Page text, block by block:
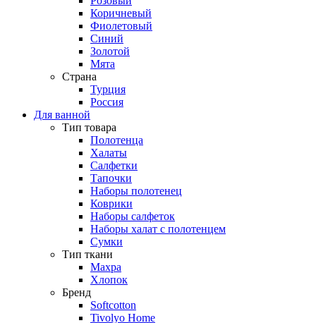
Коричневый
Фиолетовый
Синий
Золотой
Мята
Страна
Турция
Россия
Для ванной
Тип товара
Полотенца
Халаты
Салфетки
Тапочки
Наборы полотенец
Коврики
Наборы салфеток
Наборы халат с полотенцем
Сумки
Тип ткани
Махра
Хлопок
Бренд
Softcotton
Tivolyo Home